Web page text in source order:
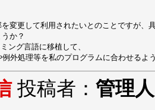
変更して利用されたいとのことですが、
か？
ング言語に移植して、
外処理等を私のプログラムに合わせるよ
投稿者： 管理人